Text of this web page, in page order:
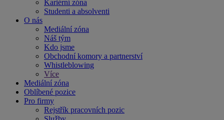
Kariérní zóna
Studenti a absolventi
O nás
Mediální zóna
Náš tým
Kdo jsme
Obchodní komory a partnerství
Whistleblowing
Více
Mediální zóna
Oblíbené pozice
Pro firmy
Rejstřík pracovních pozic